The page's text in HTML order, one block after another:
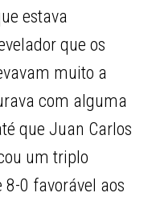
estava
que os
muito a
com alguma
que Juan Carlos
um triplo
0 favorável aos